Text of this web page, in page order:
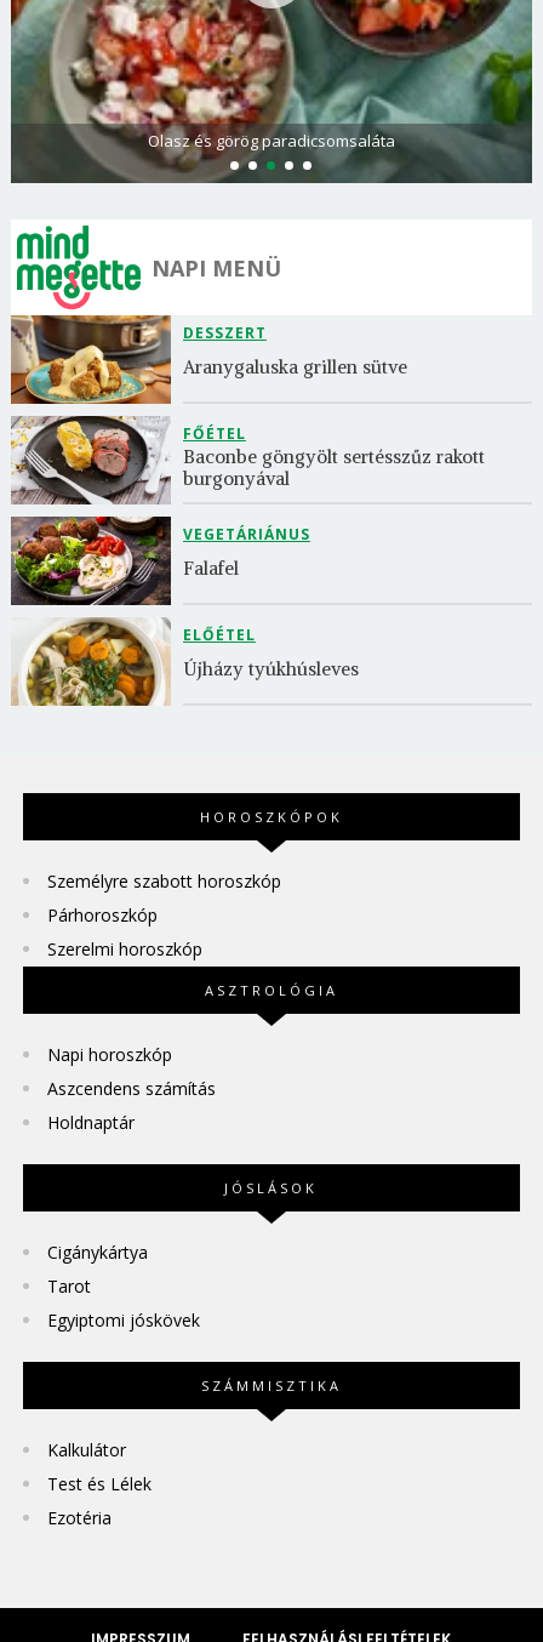
Olasz és görög paradicsomsaláta
NAPI MENÜ
DESSZERT
Aranygaluska grillen sütve
FŐÉTEL
Baconbe göngyölt sertésszűz rakott
burgonyával
VEGETÁRIÁNUS
Falafel
ELŐÉTEL
Újházy tyúkhúsleves
HOROSZKÓPOK
Személyre szabott horoszkóp
Párhoroszkóp
Szerelmi horoszkóp
ASZTROLÓGIA
Napi horoszkóp
Aszcendens számítás
Holdnaptár
JÓSLÁSOK
Cigánykártya
Tarot
Egyiptomi jóskövek
SZÁMMISZTIKA
Kalkulátor
Test és Lélek
Ezotéria